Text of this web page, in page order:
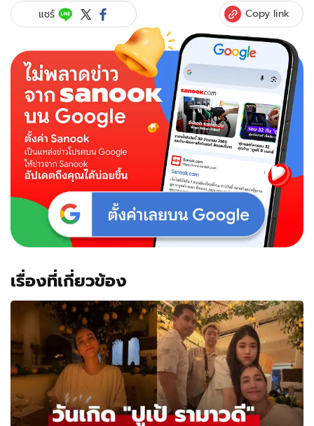
ยุทธนา
เศร้า
พ่อ
เสีย
ชีวิต
แชร์ Copy link
เรื่องที่เกี่ยวข้อง